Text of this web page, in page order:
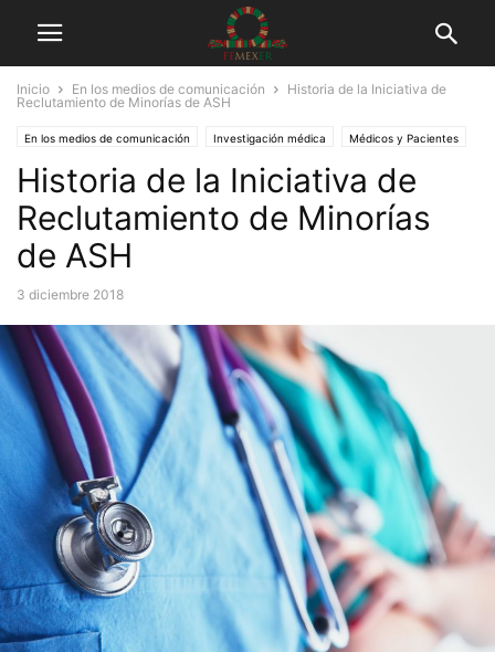
Inicio En los medios de comunicación
Historia de la Iniciativa de
Reclutamiento de Minorías de ASH
En los medios de comunicación Investigación médica Médicos y Pacientes
Tuits
Historia de la Iniciativa de
Reclutamiento de Minorías
de ASH
3 diciembre 2018